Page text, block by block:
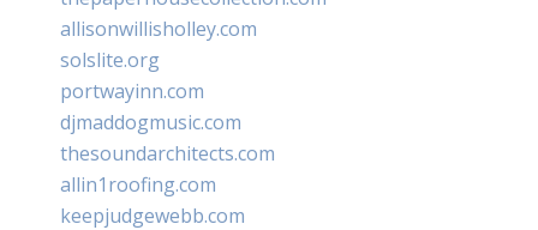
allisonwillisholley.com
solslite.org
portwayinn.com
djmaddogmusic.com
thesoundarchitects.com
allin1roofing.com
keepjudgewebb.com